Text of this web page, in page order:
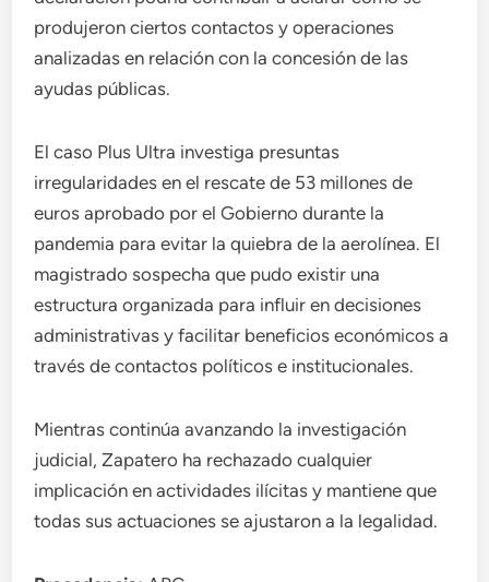
produjeron ciertos contactos y operaciones
analizadas en relación con la concesión de las
ayudas públicas.
El caso Plus Ultra investiga presuntas
irregularidades en el rescate de 53 millones de
euros aprobado por el Gobierno durante la
pandemia para evitar la quiebra de la aerolínea. El
magistrado sospecha que pudo existir una
estructura organizada para influir en decisiones
administrativas y facilitar beneficios económicos a
través de contactos políticos e institucionales.
Mientras continúa avanzando la investigación
judicial, Zapatero ha rechazado cualquier
implicación en actividades ilícitas y mantiene que
todas sus actuaciones se ajustaron a la legalidad.